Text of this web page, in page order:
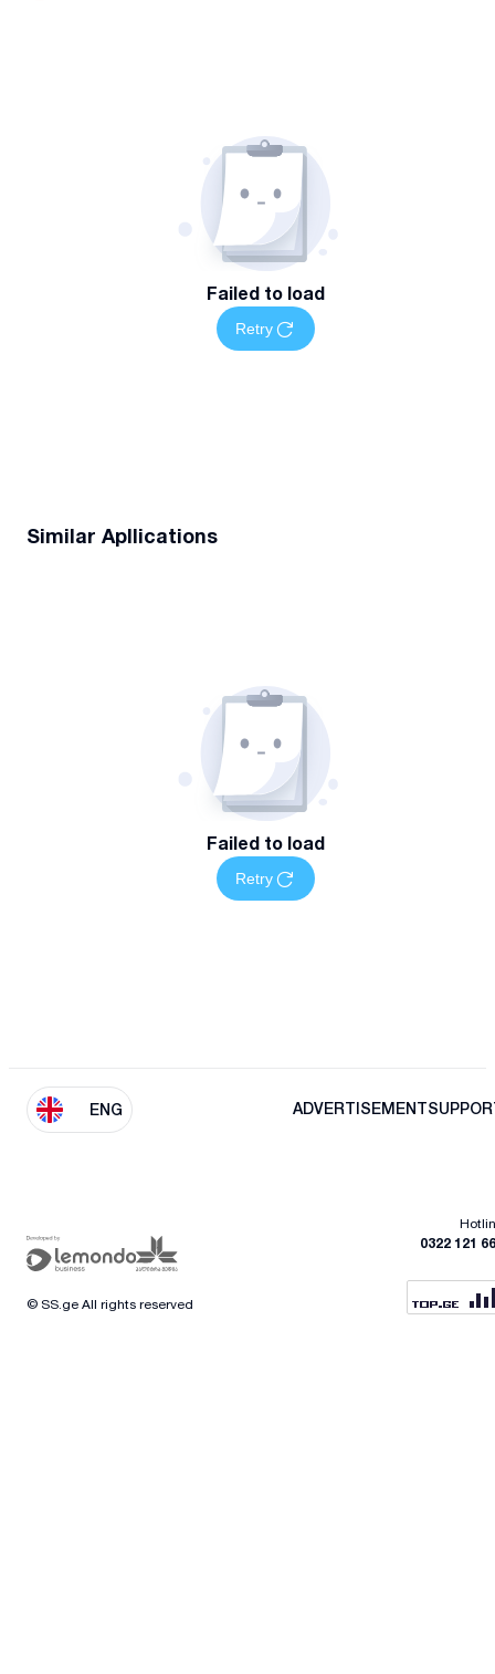
Failed to load
Retry
Similar Apllications
Failed to load
Retry
ENG ADVERTISEMENT
0322 121
© SS.ge All rights reserved